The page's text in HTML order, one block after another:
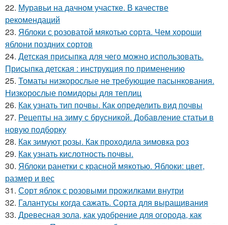
22. Муравьи на дачном участке. В качестве
рекомендаций
23. Яблоки с розоватой мякотью сорта. Чем хороши
яблони поздних сортов
24. Детская присыпка для чего можно использовать.
Присыпка детская : инструкция по применению
25. Томаты низкорослые не требующие пасынкования.
Низкорослые помидоры для теплиц
26. Как узнать тип почвы. Как определить вид почвы
27. Рецепты на зиму с брусникой. Добавление статьи в
новую подборку
28. Как зимуют розы. Как проходила зимовка роз
29. Как узнать кислотность почвы.
30. Яблоки ранетки с красной мякотью. Яблоки: цвет,
размер и вес
31. Сорт яблок с розовыми прожилками внутри
32. Галантусы когда сажать. Сорта для выращивания
33. Древесная зола, как удобрение для огорода, как